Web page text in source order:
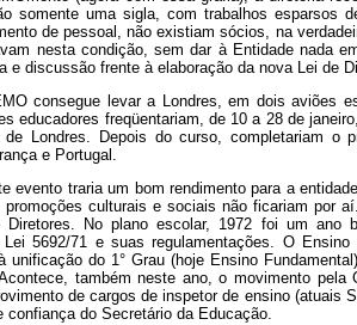
somente uma sigla, com trabalhos esparsos
de pessoal, não existiam sócios, na
nesta condição, sem dar à Entidade nada
e discussão frente à elaboração da nova Lei de
consegue levar a Londres, em dois aviões
educadores freqüentariam, de 10 a 28 de
de Londres. Depois do curso, completariam o
e Portugal.
evento traria um bom rendimento para a
culturais e sociais não ficariam por
No plano escolar, 1972 foi um ano
Lei 5692/71 e suas regulamentações. O
unificação do 1° Grau (hoje Ensino
também neste ano, o movimento pela
de cargos de inspetor de ensino (atuais
confiança do Secretário da Educação.